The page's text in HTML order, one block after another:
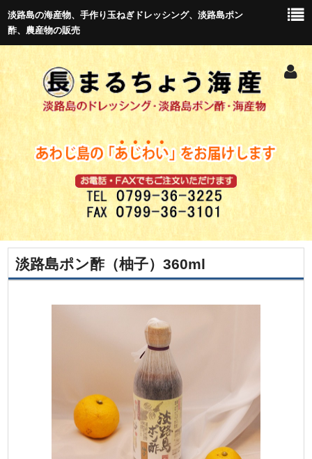
淡路島の海産物、手作り玉ねぎドレッシング、淡路島ポン
酢、農産物の販売
トップ
送料について
カートの中を見る
淡路島ポン酢（柚子）360ml